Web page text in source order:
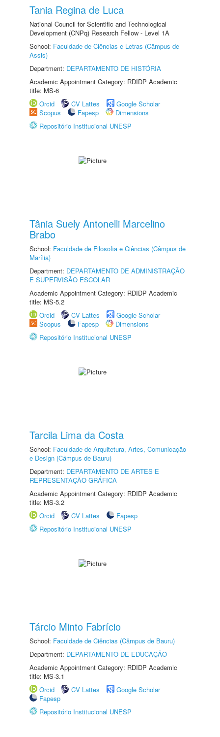
Tania Regina de Luca
National Council for Scientific and Technological
Development (CNPq) Research Fellow - Level 1A
School: Faculdade de Ciências e Letras (Câmpus de
Assis)
Department: DEPARTAMENTO DE HISTÓRIA
Academic Appointment Category: RDIDP Academic
title: MS-6
Orcid
CV Lattes
Google Scholar
Scopus
Fapesp
Dimensions
Repositório Institucional UNESP
Tânia Suely Antonelli Marcelino
Brabo
School: Faculdade de Filosofia e Ciências (Câmpus de
Marília)
Department: DEPARTAMENTO DE ADMINISTRAÇÃO
E SUPERVISÃO ESCOLAR
Academic Appointment Category: RDIDP Academic
title: MS-5.2
Orcid
CV Lattes
Google Scholar
Scopus
Fapesp
Dimensions
Repositório Institucional UNESP
Tarcila Lima da Costa
School: Faculdade de Arquitetura, Artes, Comunicação
e Design (Câmpus de Bauru)
Department: DEPARTAMENTO DE ARTES E
REPRESENTAÇÃO GRÁFICA
Academic Appointment Category: RDIDP Academic
title: MS-3.2
Orcid
CV Lattes
Fapesp
Repositório Institucional UNESP
Tárcio Minto Fabrício
School: Faculdade de Ciências (Câmpus de Bauru)
Department: DEPARTAMENTO DE EDUCAÇÃO
Academic Appointment Category: RDIDP Academic
title: MS-3.1
Orcid
CV Lattes
Google Scholar
Fapesp
Repositório Institucional UNESP